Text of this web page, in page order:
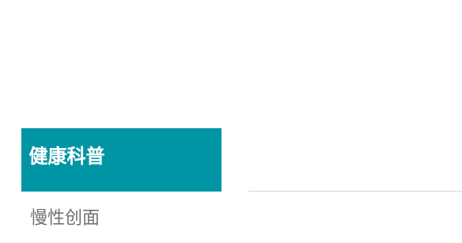
健康科普
慢性创面